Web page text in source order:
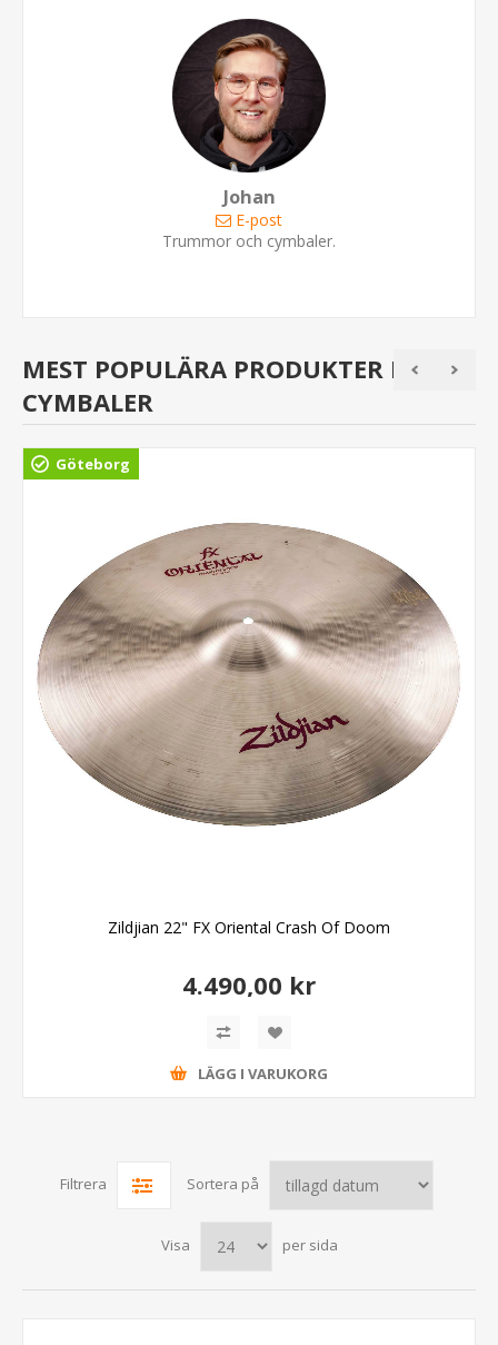
Johan
E-post
Trummor och cymbaler.
MEST POPULÄRA PRODUKTER I FX-
CYMBALER
Göteborg
Zildjian 22" FX Oriental Crash Of Doom
4.490,00 kr
LÄGG I VARUKORG
Filtrera Sortera på
Visa per sida